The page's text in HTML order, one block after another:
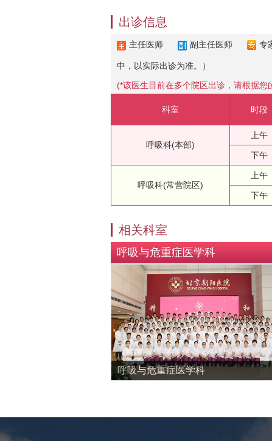
出诊信息
主任医师 副主任医师 专
中，以实际出诊为准。）
(*该医生目前在多个院区出诊，请根据
科室 时段
呼吸科(本部)
上午
下午
呼吸科(常营院区)
上午
下午
相关科室
呼吸与危重症医学科
呼吸与危重症医学科